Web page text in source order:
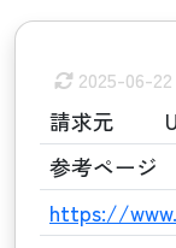
2025-06-22
請求元
参考ページ
https://